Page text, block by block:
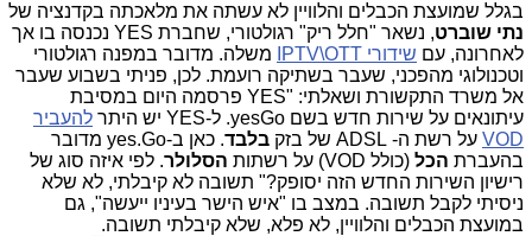
בגלל שמועצת הכבלים והלוויין לא עשתה את מלאכתה בקדנציה של
נתי שוברט
, נשאר "חלל ריק" רגולטורי, שחברת YES נכנסה בו אך
לאחרונה, עם שידורי IPTV\OTT
משלה. מדובר במפנה רגולטורי
וטכנולוגי מהפכני, שעבר בשתיקה רועמת. לכן, פניתי בשבוע שעבר
אל משרד התקשורת ושאלתי: "YES פרסמה היום במסיבת
עיתונאים על שירות חדש בשם yesGo. ל-
YES יש היתר להעביר
VOD על רשת ה- ADSL של בזק בלבד. כאן ב-yes.Go מדובר
בהעברת הכל (כולל VOD) על רשתות הסלולר. לפי איזה סוג של
רישיון השירות החדש הזה יסופק?" תשובה לא קיבלתי, לא שלא
ניסיתי לקבל תשובה. במצב בו "איש הישר בעיניו ייעשה", גם
במועצת הכבלים והלוויין, לא פלא, שלא קיבלתי תשובה.